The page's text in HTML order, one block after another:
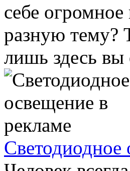
себе
разную тему?
лишь здесь вы
Светодиодное